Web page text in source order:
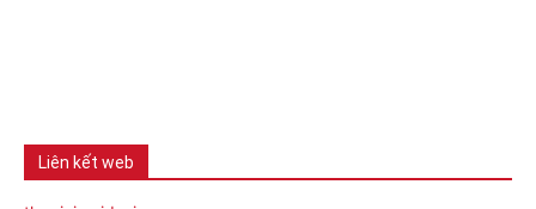
Liên kết web